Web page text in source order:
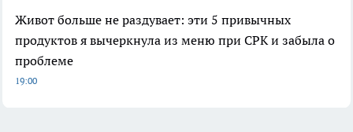
Живот больше не раздувает: эти 5 привычных
продуктов я вычеркнула из меню при СРК и забыла о
проблеме
19:00